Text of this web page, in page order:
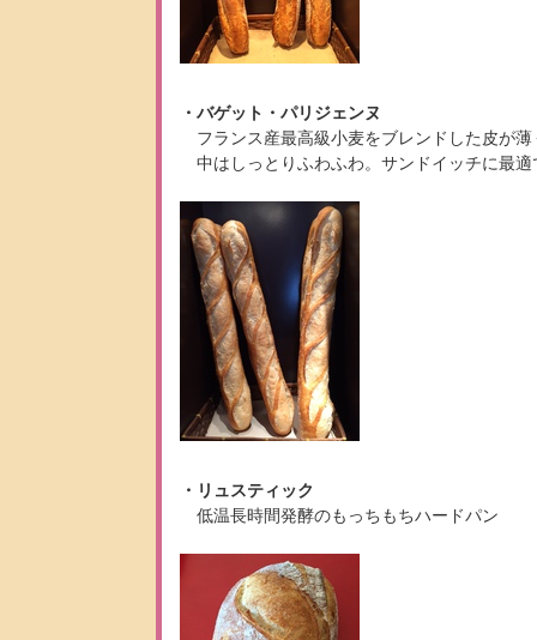
・バゲット・パリジェンヌ
フランス産最高級小麦をブレンドした皮が薄
中はしっとりふわふわ。サンドイッチに最適
・リュスティック
低温長時間発酵のもっちもちハードパン